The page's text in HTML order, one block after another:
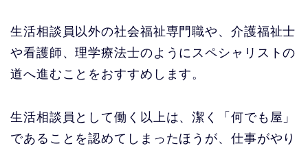
生活相談員以外の社会福祉専門職や、介護福祉士
や看護師、理学療法士のようにスペシャリストの
道へ進むことをおすすめします。
生活相談員として働く以上は、潔く「何でも屋」
であることを認めてしまったほうが、仕事がやり